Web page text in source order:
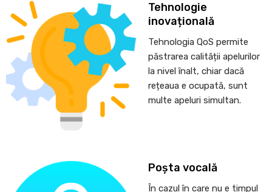
Tehnologie
inovațională
Tehnologia QoS permite
păstrarea calității apelurilor
la nivel înalt, chiar dacă
rețeaua e ocupată, sunt
multe apeluri simultan.
Poșta vocală
În cazul în care nu e timpul